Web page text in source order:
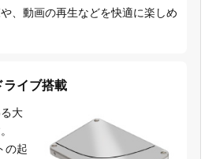
、動画の再生などを快適に楽しめ
ライブ搭載
大
の起